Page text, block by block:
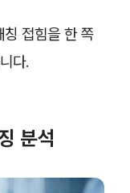
칭 접힘을 한 쪽
다.
분석